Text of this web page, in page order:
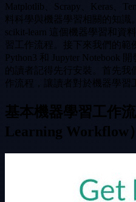
Matplotlib、Scrapy、Keras、
料科學與機器學習相關的知識
scikit-learn 這個機器學習和資
習工作流程。接下來我們的範
Python3 和 Jupyter Notebook
的讀者記得先行安裝。首先我
作流程，讓讀者對於機器學習
基本機器學習工作
Learning Workflow）